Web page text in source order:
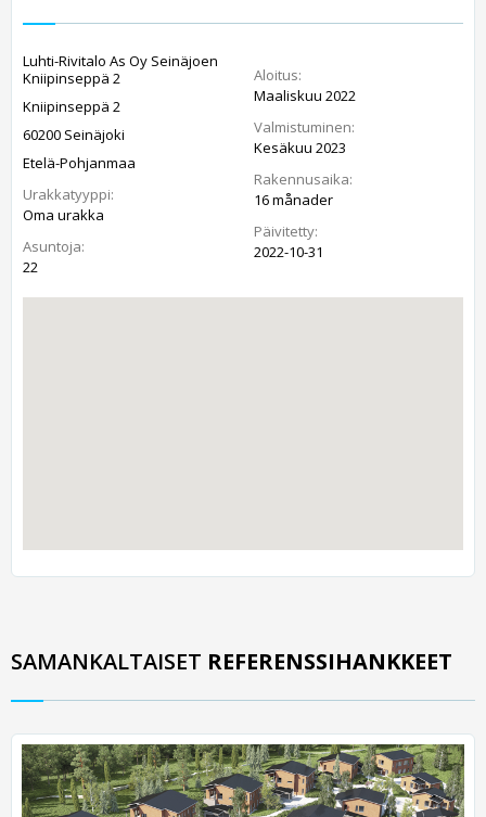
Luhti-Rivitalo As Oy Seinäjoen
Kniipinseppä 2
Kniipinseppä 2
60200 Seinäjoki
Etelä-Pohjanmaa
Urakkatyyppi:
Oma urakka
Asuntoja:
22
Aloitus:
Maaliskuu 2022
Valmistuminen:
Kesäkuu 2023
Rakennusaika:
16 månader
Päivitetty:
2022-10-31
SAMANKALTAISET REFERENSSIHANKKEET